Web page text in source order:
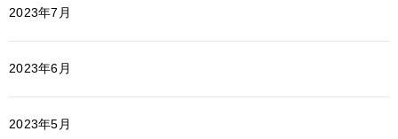
2023年7月
2023年6月
2023年5月